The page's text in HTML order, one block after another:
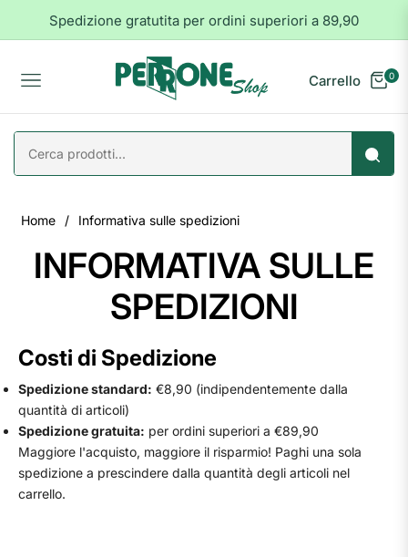
Spedizione gratutita per ordini superiori a 89,90
Navigation Carrello 0
Home / Informativa sulle spedizioni
INFORMATIVA SULLE
SPEDIZIONI
Costi di Spedizione
Spedizione standard: €8,90 (indipendentemente dalla
quantità di articoli)
Spedizione gratuita: per ordini superiori a €89,90
Maggiore l'acquisto, maggiore il risparmio! Paghi una sola
spedizione a prescindere dalla quantità degli articoli nel
carrello.